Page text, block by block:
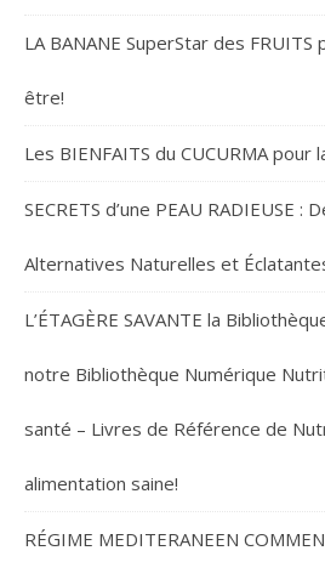
LA BANANE SuperStar des
être!
Les BIENFAITS du CUCURMA pour
SECRETS d’une PEAU RADIEUSE :
Alternatives Naturelles et
L’ÉTAGÈRE SAVANTE la
notre Bibliothèque Numérique
santé – Livres de Référence de
alimentation saine!
RÉGIME MEDITERANEEN